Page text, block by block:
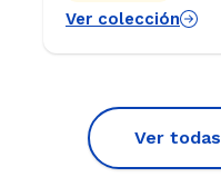
nuestro programa
oportunidad de
mediante cuentos
Ver colección
Ver